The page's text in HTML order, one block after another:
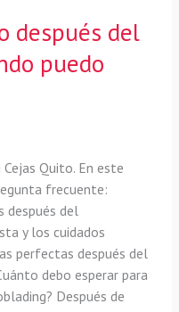
después del
puedo
Quito. En este
frecuente:
después del
y los cuidados
perfectas después del
debo esperar para
Después de